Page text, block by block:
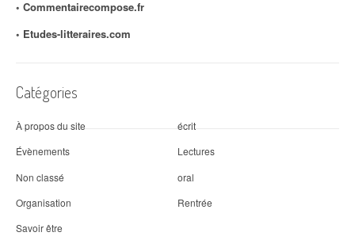
◦ Commentairecompose.fr
◦ Etudes-litteraires.com
Catégories
À propos du site
écrit
Évènements
Lectures
Non classé
oral
Organisation
Rentrée
Savoir être